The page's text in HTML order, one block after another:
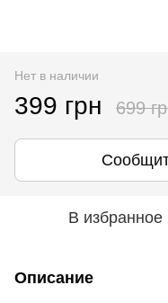
Нет в наличии
399 грн 699
В избранное
Описание